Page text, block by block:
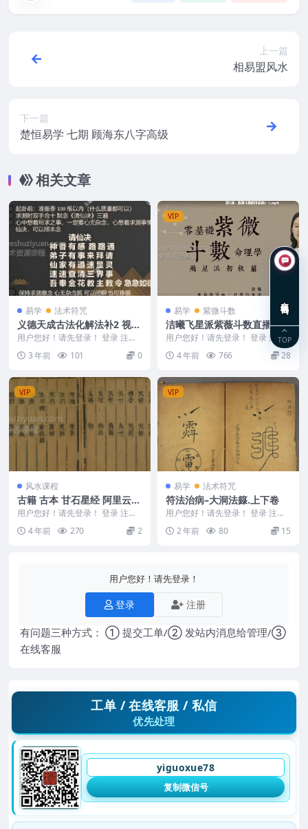
上一篇
相易盟风水
下一篇
楚恒易学 七期 顾海东八字高级
相关文章
易学 法术符咒
义德天成古法化解法补2 视频
1集
用户您好！请先登录！ 登录 注册
义德天成古法化解法补2 找到多出
的一集不知道是...
3 年前 101 0
VIP
易学 紫微斗数
洁曦飞星派紫薇斗数直播课程
【初级+进阶班】 课程共69集
用户您好！请先登录！ 登录 注册
飞星派紫薇斗数直播课程【初级
+进阶班】洁曦飞星...
4 年前 766 28
VIP
风水课程
古籍 古本 甘石星经 阿里云下
载
用户您好！请先登录！ 登录 注册
4 年前 270 2
VIP
易学 法术符咒
符法治病–大洞法籙.上下卷
用户您好！请先登录！ 登录 注册
符法治病–大洞法籙.上下卷 241...
2 年前 80 15
用户您好！请先登录！
登录 注册
有问题三种方式： ① 提交工单/② 发站内消息给管理/③
在线客服
工单 / 在线客服 / 私信
优先处理
yiguoxue78
复制微信号
TOP